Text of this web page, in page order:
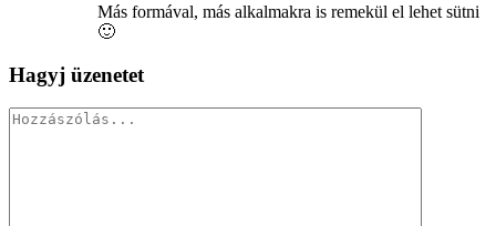
Más formával, más alkalmakra is remekül el lehet sütni
🙂
Hagyj üzenetet
Hozzászólás